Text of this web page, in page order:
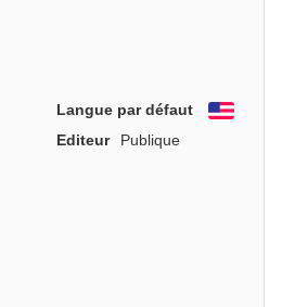
Langue par défaut
Editeur
Publique